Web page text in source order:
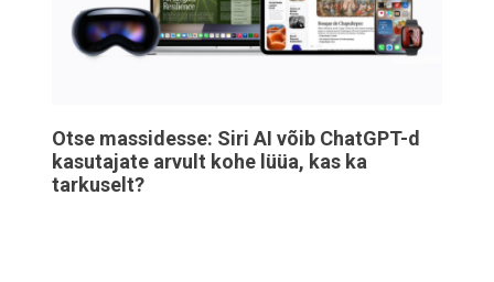
Otse massidesse: Siri AI võib ChatGPT-d
kasutajate arvult kohe lüüa, kas ka
tarkuselt?